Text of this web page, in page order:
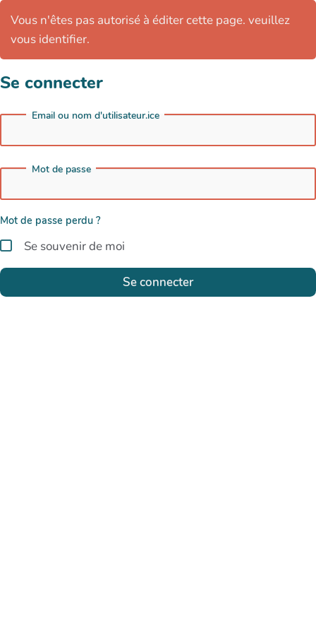
Vous n'êtes pas autorisé à éditer cette page. veuillez
vous identifier.
Se connecter
Email ou nom d'utilisateur.ice
Mot de passe
Mot de passe perdu ?
Se souvenir de moi
Se connecter